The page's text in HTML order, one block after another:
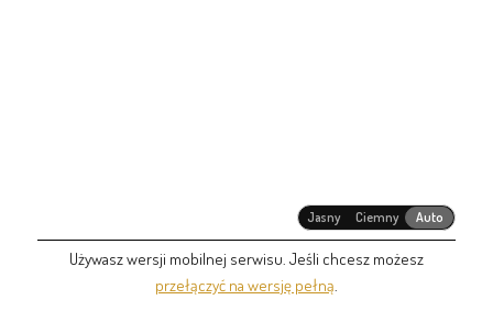
Jasny Ciemny Auto
Używasz wersji mobilnej serwisu. Jeśli chcesz możesz
przełączyć na wersję pełną